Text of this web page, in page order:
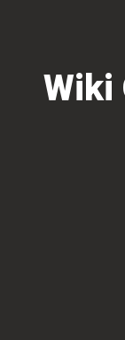
navigation
principalWiki